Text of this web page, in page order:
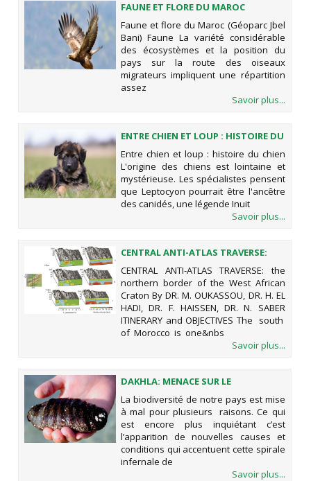
FAUNE ET FLORE DU MAROC
(GÉOPARC JBEL BANI)
Faune et flore du Maroc (Géoparc Jbel
Bani) Faune La variété considérable
des écosystèmes et la position du
pays sur la route des oiseaux
migrateurs impliquent une répartition
assez
Savoir plus...
ENTRE CHIEN ET LOUP : HISTOIRE DU
CHIEN
Entre chien et loup : histoire du chien
L'origine des chiens est lointaine et
mystérieuse. Les spécialistes pensent
que Leptocyon pourrait être l'ancêtre
des canidés, une légende Inuit
Savoir plus...
CENTRAL ANTI-ATLAS TRAVERSE:
THE NORTHERN BORDER OF THE
WEST AFRICAN CRATON
CENTRAL ANTI-ATLAS TRAVERSE: the
northern border of the West African
Craton By DR. M. OUKASSOU, DR. H. EL
HADI, DR. F. HAISSEN, DR. N. SABER
ITINERARY and OBJECTIVES The south
of Morocco is one&nbs
Savoir plus...
DAKHLA: MENACE SUR LE
CONCOMBRE DE MER
La biodiversité de notre pays est mise
à mal pour plusieurs raisons. Ce qui
est encore plus inquiétant c’est
l’apparition de nouvelles causes et
conditions qui accentuent cette spirale
infernale de
Savoir plus...